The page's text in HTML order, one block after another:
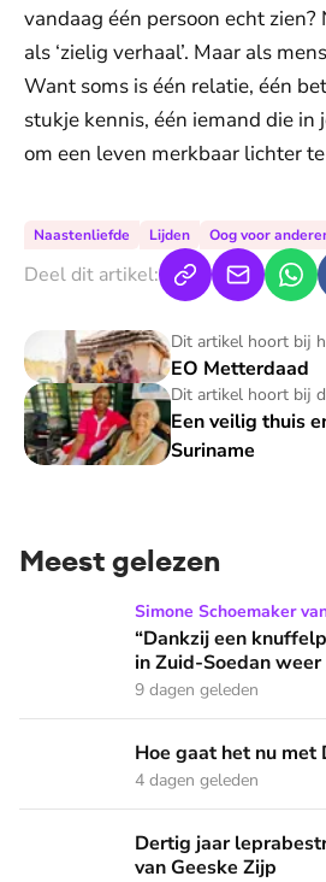
vandaag één persoon echt
als ‘zielig verhaal’. Maar als
Want soms is één relatie, één
stukje kennis, één iemand die in
om een leven merkbaar lichter te
Naastenliefde Lijden Oog voor
Deel dit artikel:
Dit artikel hoort bij
EO Metterdaad
EO Metterdaad
Dit artikel hoort bij
Een veilig thuis
Suriname
Een veilig thuis en betere zorg in
Meest gelezen
“Dankzij een knuffelpop kunnen
Simone Schoemaker
“Dankzij een
in Zuid-Soedan weer
9 dagen geleden
Hoe gaat het nu met Dora?
Hoe gaat het nu met
4 dagen geleden
Dertig jaar leprabestrijding: het
Dertig jaar
van Geeske Zijp